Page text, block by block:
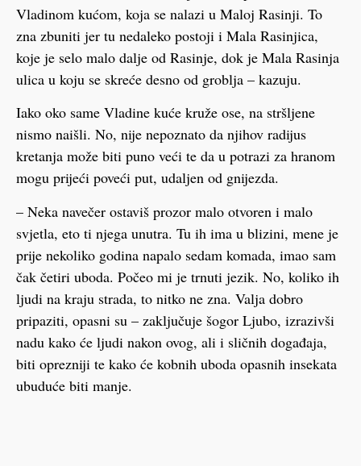
Vladinom kućom, koja se nalazi u Maloj Rasinji. To
zna zbuniti jer tu nedaleko postoji i Mala Rasinjica,
koje je selo malo dalje od Rasinje, dok je Mala Rasinja
ulica u koju se skreće desno od groblja – kazuju.
Iako oko same Vladine kuće kruže ose, na stršljene
nismo naišli. No, nije nepoznato da njihov radijus
kretanja može biti puno veći te da u potrazi za hranom
mogu prijeći poveći put, udaljen od gnijezda.
– Neka navečer ostaviš prozor malo otvoren i malo
svjetla, eto ti njega unutra. Tu ih ima u blizini, mene je
prije nekoliko godina napalo sedam komada, imao sam
čak četiri uboda. Počeo mi je trnuti jezik. No, koliko ih
ljudi na kraju strada, to nitko ne zna. Valja dobro
pripaziti, opasni su – zaključuje šogor Ljubo, izrazivši
nadu kako će ljudi nakon ovog, ali i sličnih događaja,
biti oprezniji te kako će kobnih uboda opasnih insekata
ubuduće biti manje.